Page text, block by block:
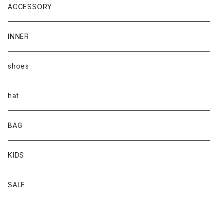
ACCESSORY
INNER
shoes
hat
BAG
KIDS
SALE